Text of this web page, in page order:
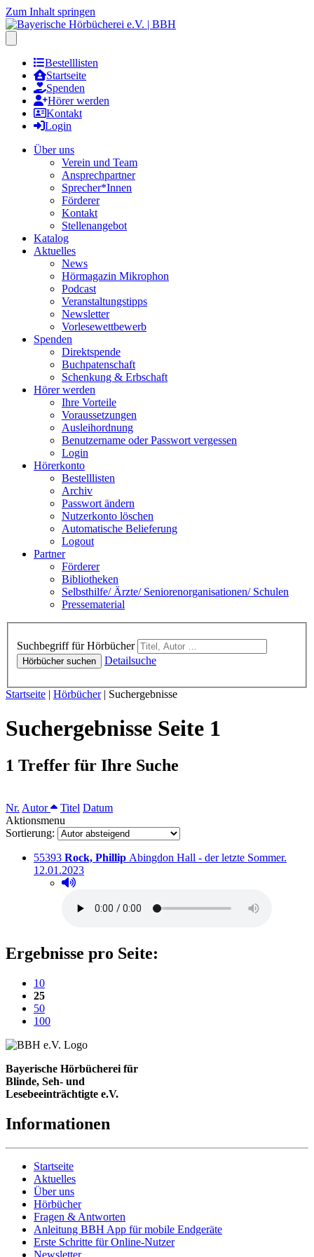
Zum Inhalt springen
Bestelllisten
Startseite
Spenden
Hörer werden
Kontakt
Login
Über uns
Verein und Team
Ansprechpartner
Sprecher*Innen
Förderer
Kontakt
Stellenangebot
Katalog
Aktuelles
News
Hörmagazin Mikrophon
Podcast
Veranstaltungstipps
Newsletter
Vorlesewettbewerb
Spenden
Direktspende
Buchpatenschaft
Schenkung & Erbschaft
Hörer werden
Ihre Vorteile
Voraussetzungen
Ausleihordnung
Benutzername oder Passwort vergessen
Login
Hörerkonto
Bestelllisten
Archiv
Passwort ändern
Nutzerkonto löschen
Automatische Belieferung
Logout
Partner
Förderer
Bibliotheken
Selbsthilfe/ Ärzte/ Seniorenorganisationen/ Schulen
Pressematerial
Suchbegriff für Hörbücher
Hörbücher suchen Detailsuche
Sie sind hier:
Startseite | Hörbücher| Suchergebnisse
Suchergebnisse Seite 1
1 Treffer für Ihre Suche
Nr. Autor Sortieren nach
Titel Datum
Aktionsmenu
Sortierung:
Titelnummer:
55393 von
Rock, Phillip: Abingdon Hall - der letzte Sommer.
12.01.2023
Hörprobe abspielen
Hörprobe von Abingdon Hall - der letzte Sommer.
Ergebnisse pro Seite:
10
25(aktuelle Einstellung)
50
100
Bayerische Hörbücherei für
Blinde, Seh- und
Lesebeeinträchtigte e.V.
Informationen
Startseite
Aktuelles
Über uns
Hörbücher
Fragen & Antworten
Anleitung BBH App für mobile Endgeräte
Erste Schritte für Online-Nutzer
Newsletter